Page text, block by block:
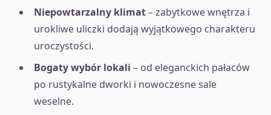
Niepowtarzalny klimat– zabytkowe wnętrza i
urokliwe uliczki dodają wyjątkowego charakteru
uroczystości.
Bogaty wybór lokali – od eleganckich pałaców
po rustykalne dworki i nowoczesne sale
weselne.